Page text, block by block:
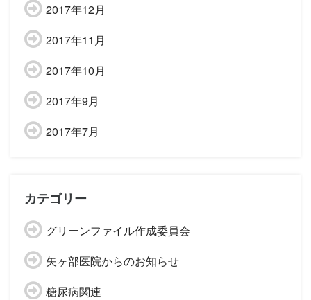
2017年12月
2017年11月
2017年10月
2017年9月
2017年7月
カテゴリー
グリーンファイル作成委員会
矢ヶ部医院からのお知らせ
糖尿病関連